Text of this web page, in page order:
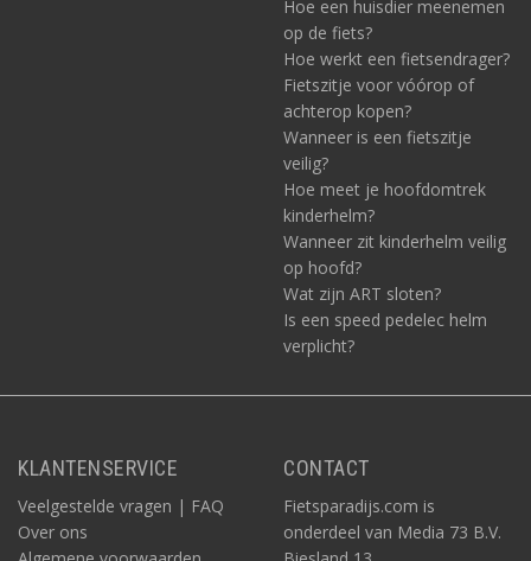
Hoe een huisdier meenemen
op de fiets?
Hoe werkt een fietsendrager?
Fietszitje voor vóórop of
achterop kopen?
Wanneer is een fietszitje
veilig?
Hoe meet je hoofdomtrek
kinderhelm?
Wanneer zit kinderhelm veilig
op hoofd?
Wat zijn ART sloten?
Is een speed pedelec helm
verplicht?
KLANTENSERVICE
Veelgestelde vragen | FAQ
Over ons
CONTACT
Fietsparadijs.com is
onderdeel van Media 73 B.V.